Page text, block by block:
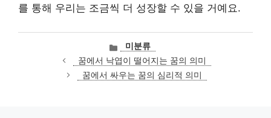
를 통해 우리는 조금씩 더 성장할 수 있을 거예요.
카
테
고
리
미분류
꿈에서 낙엽이 떨어지는 꿈의 의미
꿈에서 싸우는 꿈의 심리적 의미